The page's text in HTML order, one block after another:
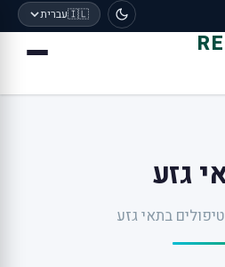
🇮🇱עברית
גזע
בתאי גזע